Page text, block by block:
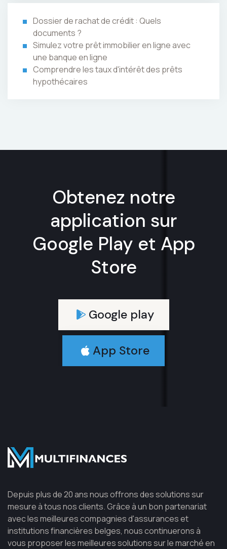
Dossier de rachat de crédit : Quels
documents ?
Simulez votre prêt immobilier en ligne avec
une banque en ligne
Comprendre les taux d'intérêt des prêts
hypothécaires
Obtenez notre
application sur
Google Play et App
Store
Google play
App Store
Depuis plus de 20 ans nous offrons des solutions sur
mesure à tous nos clients. Grâce à un bon partenariat
avec les meilleures compagnies d'assurances et
institutions financières belges, nous continuerons à
vous proposer les meilleures solutions sur le marché en